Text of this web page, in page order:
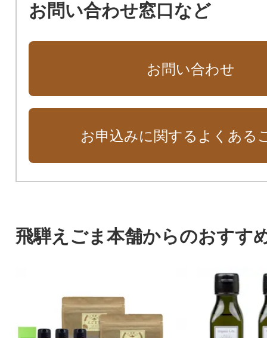
お問い合わせ窓口など
お問い合わせ
お申込みに関するよくある
飛騨えごま本舗からのおすす